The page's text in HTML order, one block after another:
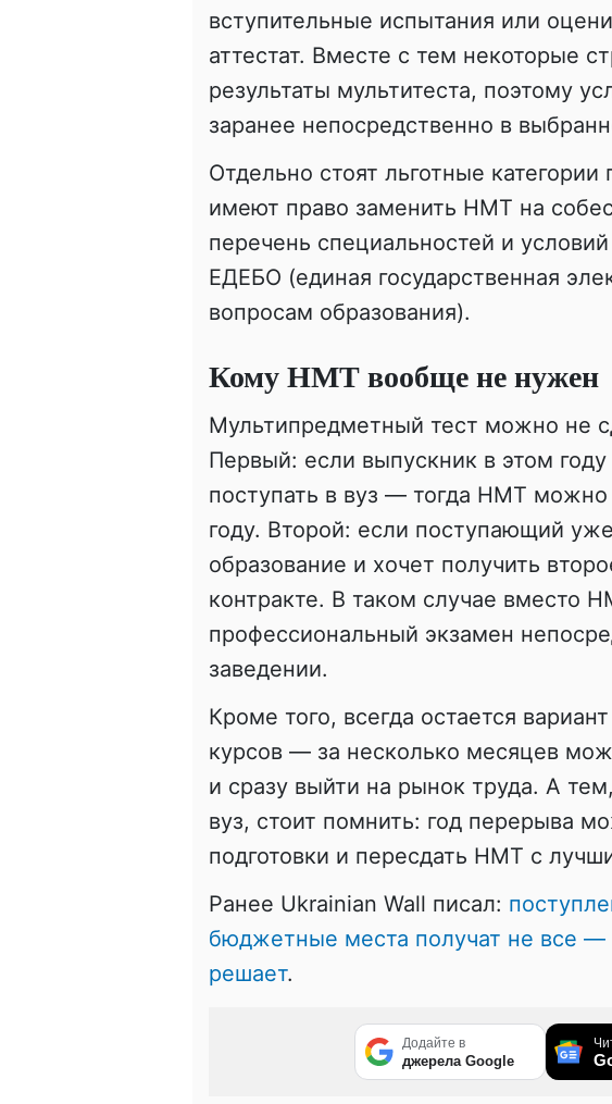
вступительные испытания или
аттестат. Вместе с тем некоторые
результаты мультитеста, поэтому
заранее непосредственно в
Отдельно стоят льготные
имеют право заменить НМТ на
перечень специальностей и
ЕДЕБО (единая государственная
вопросам образования).
Кому НМТ вообще не нужен
Мультипредметный тест можно не
Первый: если выпускник в этом
поступать в вуз — тогда НМТ
году. Второй: если поступающий
образование и хочет получить
контракте. В таком случае вместо
профессиональный экзамен
заведении.
Кроме того, всегда остается
курсов — за несколько месяцев
и сразу выйти на рынок труда. А
вуз, стоит помнить: год перерыва
подготовки и пересдать НМТ с
Ранее Ukrainian Wall писал:
бюджетные места получат не все —
решает.
Додайте в
джерела Google